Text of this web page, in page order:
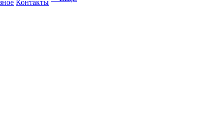
Контакты